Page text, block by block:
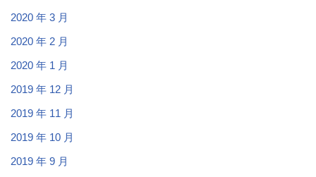
2020 年 3 月
2020 年 2 月
2020 年 1 月
2019 年 12 月
2019 年 11 月
2019 年 10 月
2019 年 9 月